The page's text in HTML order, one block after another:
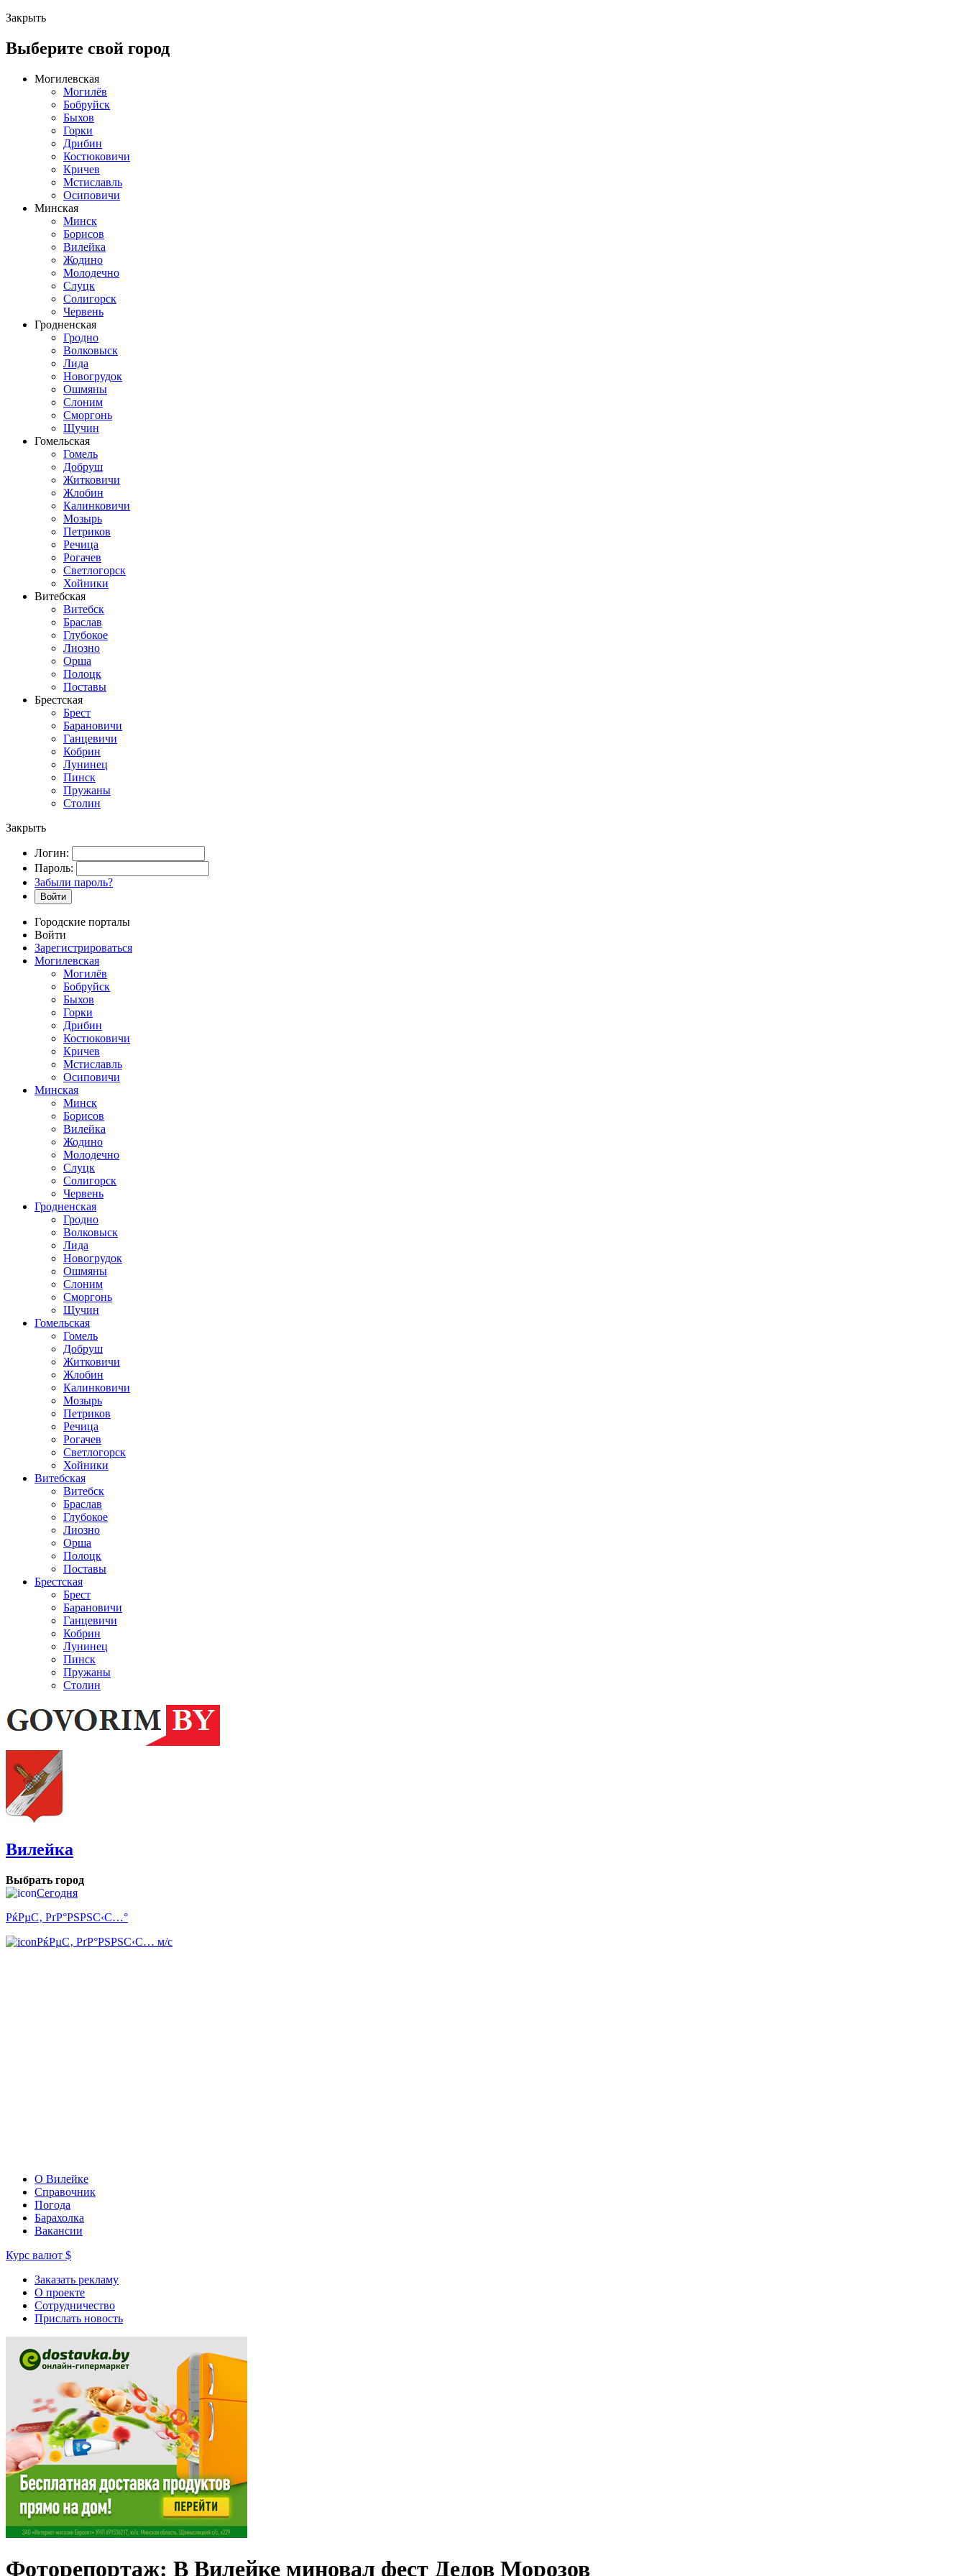
Закрыть
Выберите свой город
Могилевская
Могилёв
Бобруйск
Быхов
Горки
Дрибин
Костюковичи
Кричев
Мстиславль
Осиповичи
Минская
Минск
Борисов
Вилейка
Жодино
Молодечно
Слуцк
Солигорск
Червень
Гродненская
Гродно
Волковыск
Лида
Новогрудок
Ошмяны
Слоним
Сморгонь
Щучин
Гомельская
Гомель
Добруш
Житковичи
Жлобин
Калинковичи
Мозырь
Петриков
Речица
Рогачев
Светлогорск
Хойники
Витебская
Витебск
Браслав
Глубокое
Лиозно
Орша
Полоцк
Поставы
Брестская
Брест
Барановичи
Ганцевичи
Кобрин
Лунинец
Пинск
Пружаны
Столин
Закрыть
Логин:
Пароль:
Забыли пароль?
Войти
Городские порталы
Войти
Зарегистрироваться
Могилевская
Могилёв
Бобруйск
Быхов
Горки
Дрибин
Костюковичи
Кричев
Мстиславль
Осиповичи
Минская
Минск
Борисов
Вилейка
Жодино
Молодечно
Слуцк
Солигорск
Червень
Гродненская
Гродно
Волковыск
Лида
Новогрудок
Ошмяны
Слоним
Сморгонь
Щучин
Гомельская
Гомель
Добруш
Житковичи
Жлобин
Калинковичи
Мозырь
Петриков
Речица
Рогачев
Светлогорск
Хойники
Витебская
Витебск
Браслав
Глубокое
Лиозно
Орша
Полоцк
Поставы
Брестская
Брест
Барановичи
Ганцевичи
Кобрин
Лунинец
Пинск
Пружаны
Столин
Вилейка
Выбрать город
Сегодня
РќРµС‚ РґР°РЅРЅС‹С…°
РќРµС‚ РґР°РЅРЅС‹С… м/с
О Вилейке
Справочник
Погода
Барахолка
Вакансии
Курс валют $
Заказать рекламу
О проекте
Сотрудничество
Прислать новость
Фоторепортаж: В Вилейке миновал фест Дедов Морозов